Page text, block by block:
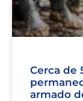
Cerca de
armado